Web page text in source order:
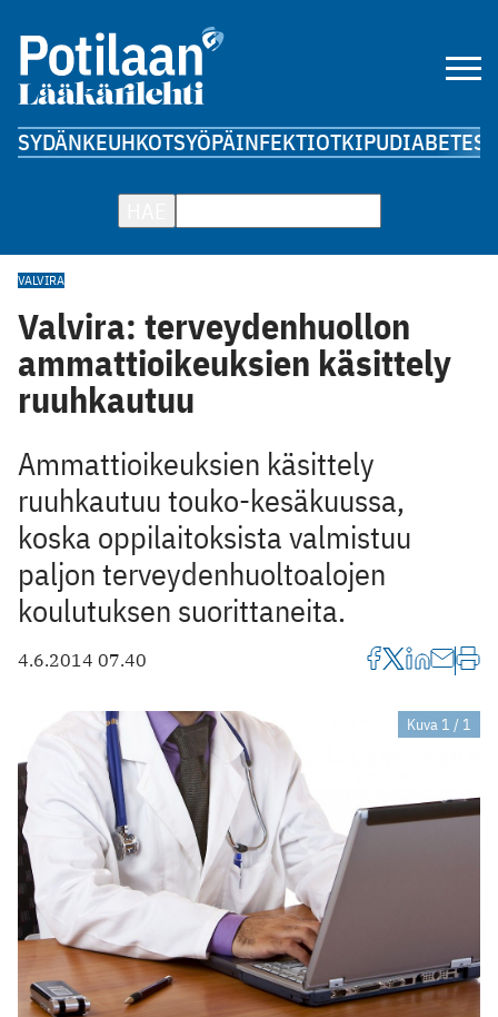
SYDÄNKEUHKOTSYÖPÄINFEKTIOTKIPUDIABETES
VALVIRA
Valvira: terveydenhuollon
ammattioikeuksien käsittely
ruuhkautuu
Ammattioikeuksien käsittely
ruuhkautuu touko-kesäkuussa,
koska oppilaitoksista valmistuu
paljon terveydenhuoltoalojen
koulutuksen suorittaneita.
4.6.2014 07.40
Kuva 1 / 1